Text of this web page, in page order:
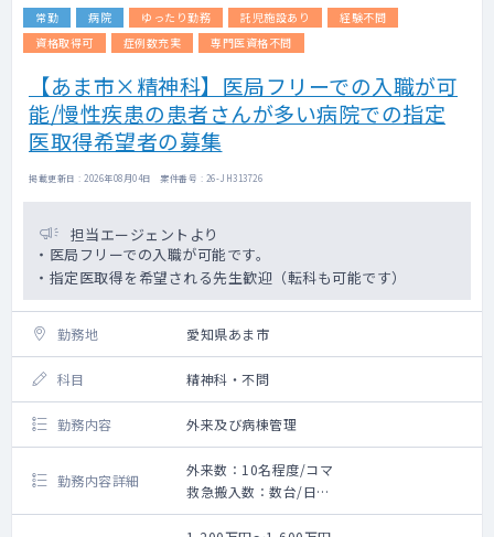
常勤 病院 ゆったり勤務 託児施設あり
経験不問
資格取得可
症例数充実 専門医資格不問
【あま市×精神科】医局フリーでの入職が可
能/慢性疾患の患者さんが多い病院での指定
医取得希望者の募集
掲載更新日 : 2026年08月04日 案件番号 : 26-JH313726
担当エージェントより
・医局フリーでの入職が可能です。
・指定医取得を希望される先生歓迎（転科も可能です）
勤務地 愛知県あま市
科目 精神科・不問
勤務内容 外来及び病棟管理
勤務内容詳細
外来数：10名程度/コマ
救急搬入数：数台/日
外来：週1～2コマ